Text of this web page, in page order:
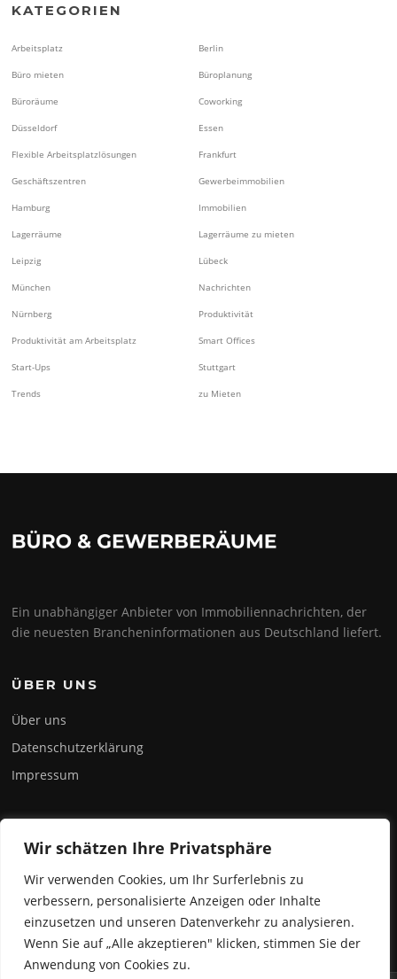
Wir schätzen Ihre Privatsphäre
Wir verwenden Cookies, um Ihr Surferlebnis zu
verbessern, personalisierte Anzeigen oder Inhalte
einzusetzen und unseren Datenverkehr zu analysieren.
Wenn Sie auf „Alle akzeptieren" klicken, stimmen Sie der
Anwendung von Cookies zu.
KATEGORIEN
Arbeitsplatz Berlin
Büro mieten Büroplanung
Büroräume Coworking
Düsseldorf Essen
Flexible Arbeitsplatzlösungen Frankfurt
Geschäftszentren Gewerbeimmobilien
Hamburg Immobilien
Lagerräume Lagerräume zu mieten
Leipzig Lübeck
München Nachrichten
Nürnberg Produktivität
Produktivität am Arbeitsplatz Smart Offices
Start-Ups Stuttgart
Trends zu Mieten
Ein unabhängiger Anbieter von Immobiliennachrichten, der
die neuesten Brancheninformationen aus Deutschland liefert.
ÜBER UNS
Über uns
Datenschutzerklärung
Impressum
Erfahren sie alles über die aktuellsten Bürokonzepte,
Coworking und die neuesten Bürotrends.